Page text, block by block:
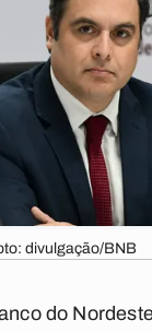
divulgação/BNB
do